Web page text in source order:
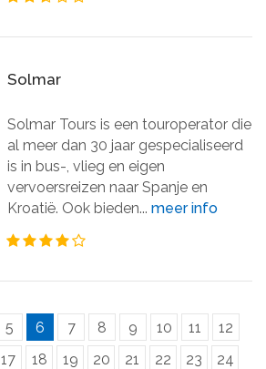
Solmar
Solmar Tours is een touroperator die
al meer dan 30 jaar gespecialiseerd
is in bus-, vlieg en eigen
vervoersreizen naar Spanje en
Kroatië. Ook bieden...meer info
5 6 7 8 9 10 11
12
17 18 19 20 21 22 23
24